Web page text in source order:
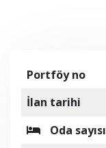
Portföy no
İlan tarihi
Oda sayısı